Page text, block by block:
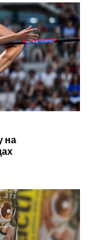
на